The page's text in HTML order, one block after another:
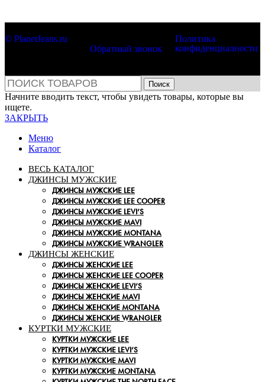
© PlanetJeans.ru
Обратный звонок
Политика
конфиденциалности
Поиск
Начните вводить текст, чтобы увидеть товары, которые вы
ищете.
ЗАКРЫТЬ
Меню
Каталог
ВЕСЬ КАТАЛОГ
ДЖИНСЫ МУЖСКИЕ
ДЖИНСЫ МУЖСКИЕ LEE
ДЖИНСЫ МУЖСКИЕ LEE COOPER
ДЖИНСЫ МУЖСКИЕ LEVI’S
ДЖИНСЫ МУЖСКИЕ MAVI
ДЖИНСЫ МУЖСКИЕ MONTANA
ДЖИНСЫ МУЖСКИЕ WRANGLER
ДЖИНСЫ ЖЕНСКИЕ
ДЖИНСЫ ЖЕНСКИЕ LEE
ДЖИНСЫ ЖЕНСКИЕ LEE COOPER
ДЖИНСЫ ЖЕНСКИЕ LEVI’S
ДЖИНСЫ ЖЕНСКИЕ MAVI
ДЖИНСЫ ЖЕНСКИЕ MONTANA
ДЖИНСЫ ЖЕНСКИЕ WRANGLER
КУРТКИ МУЖСКИЕ
КУРТКИ МУЖСКИЕ LEE
КУРТКИ МУЖСКИЕ LEVI’S
КУРТКИ МУЖСКИЕ MAVI
КУРТКИ МУЖСКИЕ MONTANA